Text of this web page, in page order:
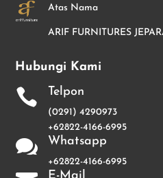
Atas Nama
ARIF FURNITURES
Hubungi Kami
 Telpon
(0291) 4290973
+62822-4166-6995
 Whatsapp
+62822-4166-6995